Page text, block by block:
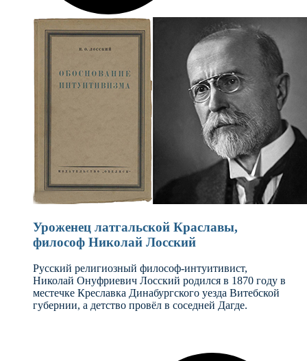
Уроженец латгальской Краславы,
философ Николай Лосский
Русский религиозный философ-интуитивист,
Николай Онуфриевич Лосский родился в 1870 году в
местечке Креславка Динабургского уезда Витебской
губернии, а детство провёл в соседней Дагде.